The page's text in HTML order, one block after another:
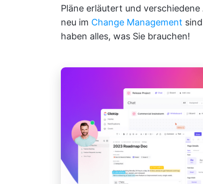
Pläne erläutert und
neu im Change Management
haben alles, was Sie brauchen!